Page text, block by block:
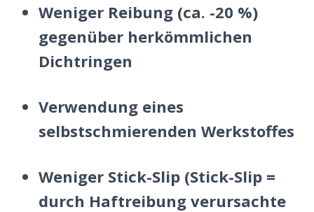
Weniger Reibung (ca. -20 %)
gegenüber herkömmlichen
Dichtringen
Verwendung eines
selbstschmierenden Werkstoffes
Weniger Stick-Slip (Stick-Slip =
durch Haftreibung verursachte